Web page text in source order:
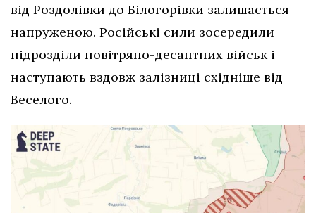
від Роздолівки до Білогорівки залишається
напруженою. Російські сили зосередили
підрозділи повітряно-десантних військ і
наступають вздовж залізниці східніше від
Веселого.